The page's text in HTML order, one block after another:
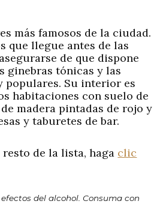
más famosos de la ciudad.
que llegue antes de las
de que dispone
ginebras tónicas y las
populares. Su interior es
habitaciones con suelo de
madera pintadas de rojo y
y taburetes de bar.
de la lista, haga clic
del alcohol. Consuma con